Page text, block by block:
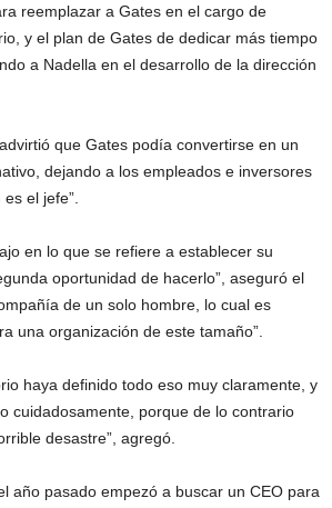
reemplazar a Gates en el cargo de
y el plan de Gates de dedicar más tiempo
a Nadella en el desarrollo de la dirección
que Gates podía convertirse en un
dejando a los empleados e inversores
el jefe”.
en lo que se refiere a establecer su
oportunidad de hacerlo”, aseguró el
de un solo hombre, lo cual es
una organización de este tamaño”.
haya definido todo eso muy claramente, y
cuidadosamente, porque de lo contrario
desastre”, agregó.
año pasado empezó a buscar un CEO para